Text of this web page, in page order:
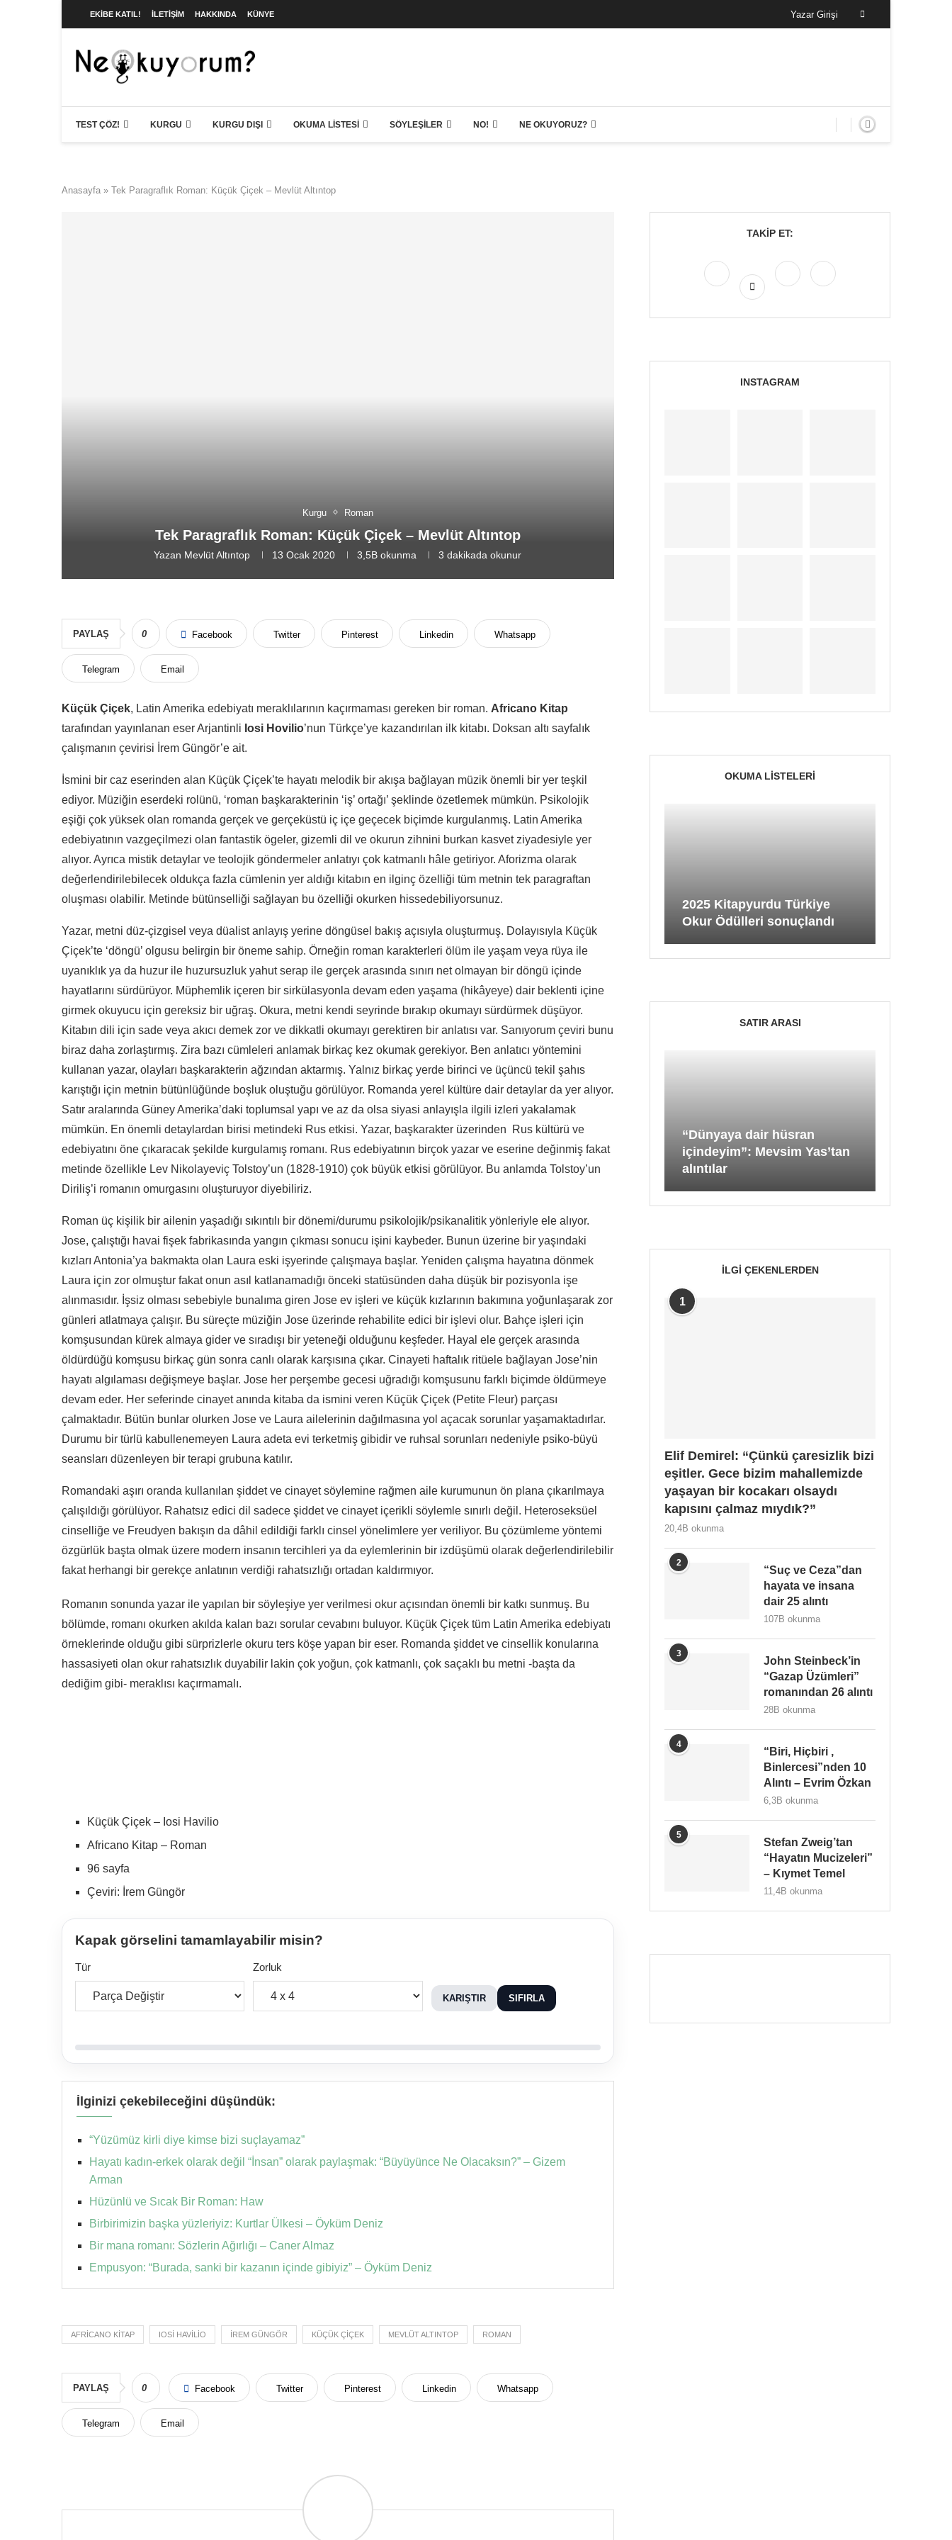
EKIBE KATIL! İLETIŞIM HAKKINDA KÜNYE Yazar Girişi
TEST ÇÖZ! KURGU KURGU DIŞI OKUMA LISTESI SÖYLEŞILER NO! NE OKUYORUZ?
Anasayfa » Tek Paragraflık Roman: Küçük Çiçek – Mevlüt Altıntop
Kurgu Roman
Tek Paragraflık Roman: Küçük Çiçek – Mevlüt Altıntop
Yazan Mevlüt Altıntop 13 Ocak 2020 3,5B okunma 3 dakikada okunur
PAYLAŞ 0 Facebook Twitter Pinterest Linkedin Whatsapp
Telegram Email
Küçük Çiçek, Latin Amerika edebiyatı meraklılarının kaçırmaması gereken bir roman. Africano Kitap
tarafından yayınlanan eser Arjantinli Iosi Hovilio’nun Türkçe’ye kazandırılan ilk kitabı. Doksan altı sayfalık
çalışmanın çevirisi İrem Güngör’e ait.
İsmini bir caz eserinden alan Küçük Çiçek’te hayatı melodik bir akışa bağlayan müzik önemli bir yer teşkil
ediyor. Müziğin eserdeki rolünü, ‘roman başkarakterinin ‘iş’ ortağı’ şeklinde özetlemek mümkün. Psikolojik
eşiği çok yüksek olan romanda gerçek ve gerçeküstü iç içe geçecek biçimde kurgulanmış. Latin Amerika
edebiyatının vazgeçilmezi olan fantastik ögeler, gizemli dil ve okurun zihnini burkan kasvet ziyadesiyle yer
alıyor. Ayrıca mistik detaylar ve teolojik göndermeler anlatıyı çok katmanlı hâle getiriyor. Aforizma olarak
değerlendirilebilecek oldukça fazla cümlenin yer aldığı kitabın en ilginç özelliği tüm metnin tek paragraftan
oluşması olabilir. Metinde bütünselliği sağlayan bu özelliği okurken hissedebiliyorsunuz.
Yazar, metni düz-çizgisel veya düalist anlayış yerine döngüsel bakış açısıyla oluşturmuş. Dolayısıyla Küçük
Çiçek’te ‘döngü’ olgusu belirgin bir öneme sahip. Örneğin roman karakterleri ölüm ile yaşam veya rüya ile
uyanıklık ya da huzur ile huzursuzluk yahut serap ile gerçek arasında sınırı net olmayan bir döngü içinde
hayatlarını sürdürüyor. Müphemlik içeren bir sirkülasyonla devam eden yaşama (hikâyeye) dair beklenti içine
girmek okuyucu için gereksiz bir uğraş. Okura, metni kendi seyrinde bırakıp okumayı sürdürmek düşüyor.
Kitabın dili için sade veya akıcı demek zor ve dikkatli okumayı gerektiren bir anlatısı var. Sanıyorum çeviri bunu
biraz daha zorlaştırmış. Zira bazı cümleleri anlamak birkaç kez okumak gerekiyor. Ben anlatıcı yöntemini
kullanan yazar, olayları başkarakterin ağzından aktarmış. Yalnız birkaç yerde birinci ve üçüncü tekil şahıs
karıştığı için metnin bütünlüğünde boşluk oluştuğu görülüyor. Romanda yerel kültüre dair detaylar da yer alıyor.
Satır aralarında Güney Amerika’daki toplumsal yapı ve az da olsa siyasi anlayışla ilgili izleri yakalamak
mümkün. En önemli detaylardan birisi metindeki Rus etkisi. Yazar, başkarakter üzerinden Rus kültürü ve
edebiyatını öne çıkaracak şekilde kurgulamış romanı. Rus edebiyatının birçok yazar ve eserine değinmiş fakat
metinde özellikle Lev Nikolayeviç Tolstoy’un (1828-1910) çok büyük etkisi görülüyor. Bu anlamda Tolstoy’un
Diriliş’i romanın omurgasını oluşturuyor diyebiliriz.
Roman üç kişilik bir ailenin yaşadığı sıkıntılı bir dönemi/durumu psikolojik/psikanalitik yönleriyle ele alıyor.
Jose, çalıştığı havai fişek fabrikasında yangın çıkması sonucu işini kaybeder. Bunun üzerine bir yaşındaki
kızları Antonia’ya bakmakta olan Laura eski işyerinde çalışmaya başlar. Yeniden çalışma hayatına dönmek
Laura için zor olmuştur fakat onun asıl katlanamadığı önceki statüsünden daha düşük bir pozisyonla işe
alınmasıdır. İşsiz olması sebebiyle bunalıma giren Jose ev işleri ve küçük kızlarının bakımına yoğunlaşarak zor
günleri atlatmaya çalışır. Bu süreçte müziğin Jose üzerinde rehabilite edici bir işlevi olur. Bahçe işleri için
komşusundan kürek almaya gider ve sıradışı bir yeteneği olduğunu keşfeder. Hayal ele gerçek arasında
öldürdüğü komşusu birkaç gün sonra canlı olarak karşısına çıkar. Cinayeti haftalık ritüele bağlayan Jose’nin
hayatı algılaması değişmeye başlar. Jose her perşembe gecesi uğradığı komşusunu farklı biçimde öldürmeye
devam eder. Her seferinde cinayet anında kitaba da ismini veren Küçük Çiçek (Petite Fleur) parçası
çalmaktadır. Bütün bunlar olurken Jose ve Laura ailelerinin dağılmasına yol açacak sorunlar yaşamaktadırlar.
Durumu bir türlü kabullenemeyen Laura adeta evi terketmiş gibidir ve ruhsal sorunları nedeniyle psiko-büyü
seansları düzenleyen bir terapi grubuna katılır.
Romandaki aşırı oranda kullanılan şiddet ve cinayet söylemine rağmen aile kurumunun ön plana çıkarılmaya
çalışıldığı görülüyor. Rahatsız edici dil sadece şiddet ve cinayet içerikli söylemle sınırlı değil. Heteroseksüel
cinselliğe ve Freudyen bakışın da dâhil edildiği farklı cinsel yönelimlere yer veriliyor. Bu çözümleme yöntemi
özgürlük başta olmak üzere modern insanın tercihleri ya da eylemlerinin bir izdüşümü olarak değerlendirilebilir
fakat herhangi bir gerekçe anlatının verdiği rahatsızlığı ortadan kaldırmıyor.
Romanın sonunda yazar ile yapılan bir söyleşiye yer verilmesi okur açısından önemli bir katkı sunmuş. Bu
bölümde, romanı okurken akılda kalan bazı sorular cevabını buluyor. Küçük Çiçek tüm Latin Amerika edebiyatı
örneklerinde olduğu gibi sürprizlerle okuru ters köşe yapan bir eser. Romanda şiddet ve cinsellik konularına
hassasiyeti olan okur rahatsızlık duyabilir lakin çok yoğun, çok katmanlı, çok saçaklı bu metni -başta da
dediğim gibi- meraklısı kaçırmamalı.
Küçük Çiçek – Iosi Havilio
Africano Kitap – Roman
96 sayfa
Çeviri: İrem Güngör
Kapak görselini tamamlayabilir misin?
Tür Zorluk
KARIŞTIR SIFIRLA
İlginizi çekebileceğini düşündük:
“Yüzümüz kirli diye kimse bizi suçlayamaz”
Hayatı kadın-erkek olarak değil “İnsan” olarak paylaşmak: “Büyüyünce Ne Olacaksın?” – Gizem
Arman
Hüzünlü ve Sıcak Bir Roman: Haw
Birbirimizin başka yüzleriyiz: Kurtlar Ülkesi – Öyküm Deniz
Bir mana romanı: Sözlerin Ağırlığı – Caner Almaz
Empusyon: “Burada, sanki bir kazanın içinde gibiyiz” – Öyküm Deniz
AFRICANO KITAP IOSI HAVILIO İREM GÜNGÖR KÜÇÜK ÇIÇEK MEVLÜT ALTINTOP ROMAN
PAYLAŞ 0 Facebook Twitter Pinterest Linkedin Whatsapp
Telegram Email
TAKIP ET:
INSTAGRAM
OKUMA LISTELERI
2025 Kitapyurdu Türkiye
Okur Ödülleri sonuçlandı
SATIR ARASI
“Dünyaya dair hüsran
içindeyim”: Mevsim Yas’tan
alıntılar
İLGI ÇEKENLERDEN
1
Elif Demirel: “Çünkü çaresizlik bizi
eşitler. Gece bizim mahallemizde
yaşayan bir kocakarı olsaydı
kapısını çalmaz mıydık?”
20,4B okunma
2
“Suç ve Ceza”dan
hayata ve insana
dair 25 alıntı
107B okunma
3
John Steinbeck’in
“Gazap Üzümleri”
romanından 26 alıntı
28B okunma
4
“Biri, Hiçbiri ,
Binlercesi”nden 10
Alıntı – Evrim Özkan
6,3B okunma
5
Stefan Zweig’tan
“Hayatın Mucizeleri”
– Kıymet Temel
11,4B okunma